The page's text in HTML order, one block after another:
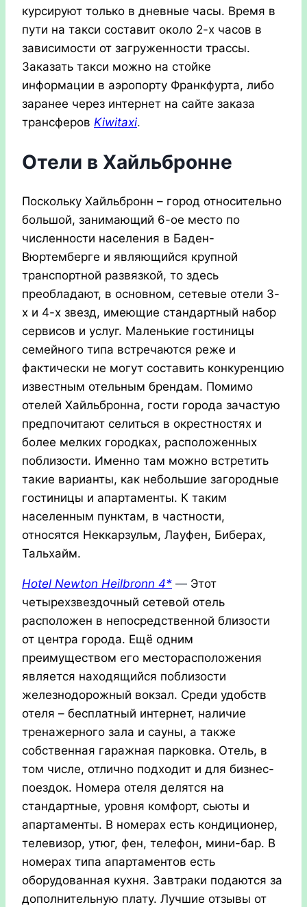
курсируют только в дневные часы. Время в
пути на такси составит около 2-х часов в
зависимости от загруженности трассы.
Заказать такси можно на стойке
информации в аэропорту Франкфурта, либо
заранее через интернет на сайте заказа
трансферов Kiwitaxi.
Отели в Хайльбронне
Поскольку Хайльбронн – город относительно
большой, занимающий 6-ое место по
численности населения в Баден-
Вюртемберге и являющийся крупной
транспортной развязкой, то здесь
преобладают, в основном, сетевые отели 3-
х и 4-х звезд, имеющие стандартный набор
сервисов и услуг. Маленькие гостиницы
семейного типа встречаются реже и
фактически не могут составить конкуренцию
известным отельным брендам. Помимо
отелей Хайльбронна, гости города зачастую
предпочитают селиться в окрестностях и
более мелких городках, расположенных
поблизости. Именно там можно встретить
такие варианты, как небольшие загородные
гостиницы и апартаменты. К таким
населенным пунктам, в частности,
относятся Неккарзульм, Лауфен, Биберах,
Тальхайм.
Hotel Newton Heilbronn 4* — Этот
четырехзвездочный сетевой отель
расположен в непосредственной близости
от центра города. Ещё одним
преимуществом его месторасположения
является находящийся поблизости
железнодорожный вокзал. Среди удобств
отеля – бесплатный интернет, наличие
тренажерного зала и сауны, а также
собственная гаражная парковка. Отель, в
том числе, отлично подходит и для бизнес-
поездок. Номера отеля делятся на
стандартные, уровня комфорт, сьюты и
апартаменты. В номерах есть кондиционер,
телевизор, утюг, фен, телефон, мини-бар. В
номерах типа апартаментов есть
оборудованная кухня. Завтраки подаются за
дополнительную плату. Лучшие отзывы от